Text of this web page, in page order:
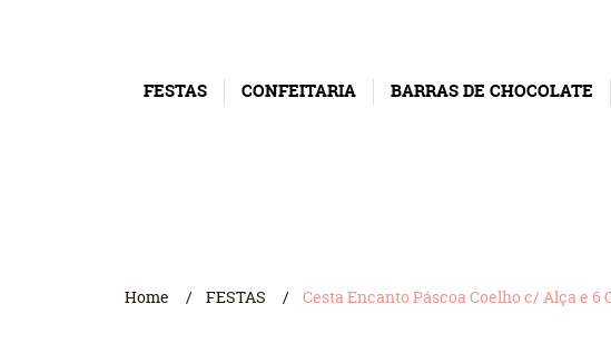
FESTAS CONFEITARIA BARRAS DE CHOCOLATE
Home FESTAS Cesta Encanto Páscoa Coelho c/ Alça e 6